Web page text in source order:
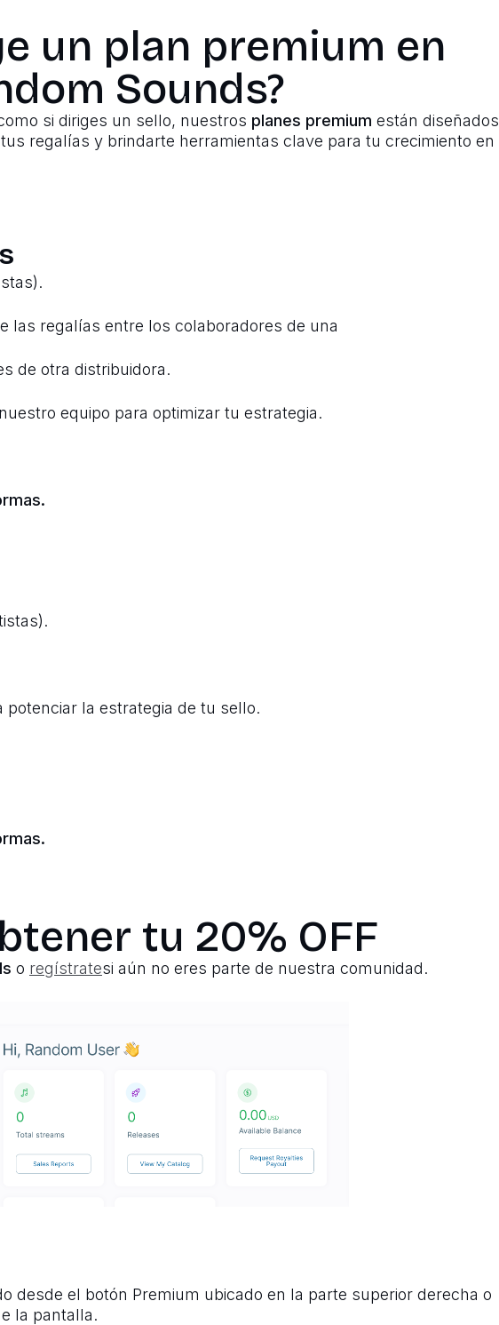
un plan premium en
Sounds?
si diriges un sello, nuestros planes premium están diseñados
regalías y brindarte herramientas clave para tu crecimiento en
las regalías entre los colaboradores de una
de otra distribuidora.
equipo para optimizar tu estrategia.
potenciar la estrategia de tu sello.
tu 20% OFF
o regístratesi aún no eres parte de nuestra comunidad.
desde el botón Premium ubicado en la parte superior derecha o
la pantalla.